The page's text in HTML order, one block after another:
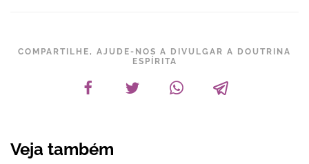
COMPARTILHE, AJUDE-NOS A DIVULGAR A DOUTRINA
ESPÍRITA
Veja também